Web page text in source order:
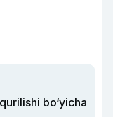
bo‘yicha